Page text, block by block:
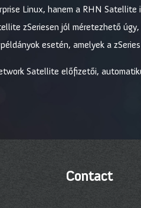
Linux, hanem a RHN
zSeriesen jól méretezhető
esetén, amelyek a
Satellite előfizetői,
Contact